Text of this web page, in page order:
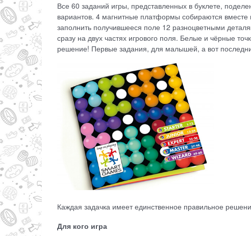
Все 60 заданий игры, представленных в буклете,
вариантов. 4 магнитные платформы собираются
заполнить получившееся поле 12 разноцветными
сразу на двух частях игрового поля. Белые и чёрные
решение! Первые задания, для малышей, а вот
Каждая задачка имеет единственное правильное
Для кого игра